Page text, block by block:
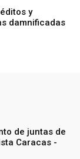
y
damnificadas
de juntas de
Caracas -